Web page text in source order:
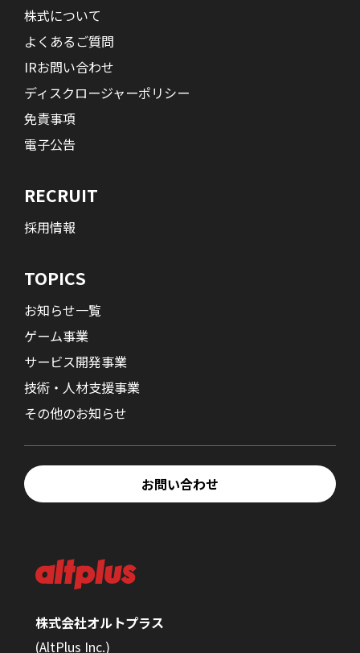
株式会社オルトプラス
(AltPlus Inc.)
株式について
よくあるご質問
IRお問い合わせ
ディスクロージャーポリシー
免責事項
電子公告
RECRUIT
採用情報
TOPICS
お知らせ一覧
ゲーム事業
サービス開発事業
技術・人材支援事業
その他のお知らせ
お問い合わせ